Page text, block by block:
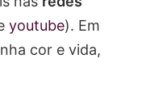
youtube). Em
cor e vida,